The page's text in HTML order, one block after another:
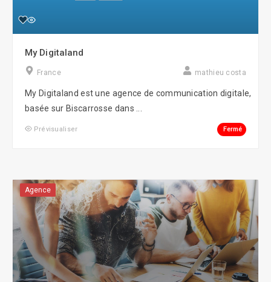
My Digitaland
France mathieu costa
My Digitaland est une agence de communication digitale,
basée sur Biscarrosse dans ...
Prévisualiser Fermé
Agence